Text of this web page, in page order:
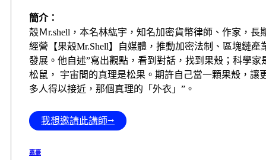
簡介：
殼Ｍr.shell，本名林紘宇，知名加密貨幣律師、作家，長
經營【果殼Mr.Shell】自媒體，推動加密法制、區塊鏈產
發展。他自述”寫出觀點，​看到對話，找到果殼；科學家
松鼠， 宇宙間的真理是松果。期許自己當一顆果殼，讓
多人得以接近，那個真理的「外衣」”。
我想邀請此講師⭢
嘉豪